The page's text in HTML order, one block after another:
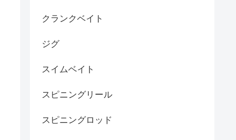
クランクベイト
ジグ
スイムベイト
スピニングリール
スピニングロッド